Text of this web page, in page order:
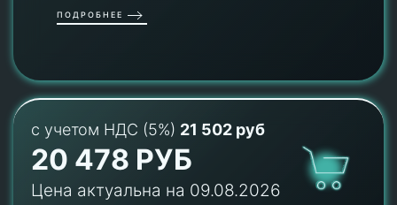
ПОДРОБНЕЕ
с учетом НДС (5%) 21 502 руб
20 478 РУБ
Цена актуальна на 09.08.2026